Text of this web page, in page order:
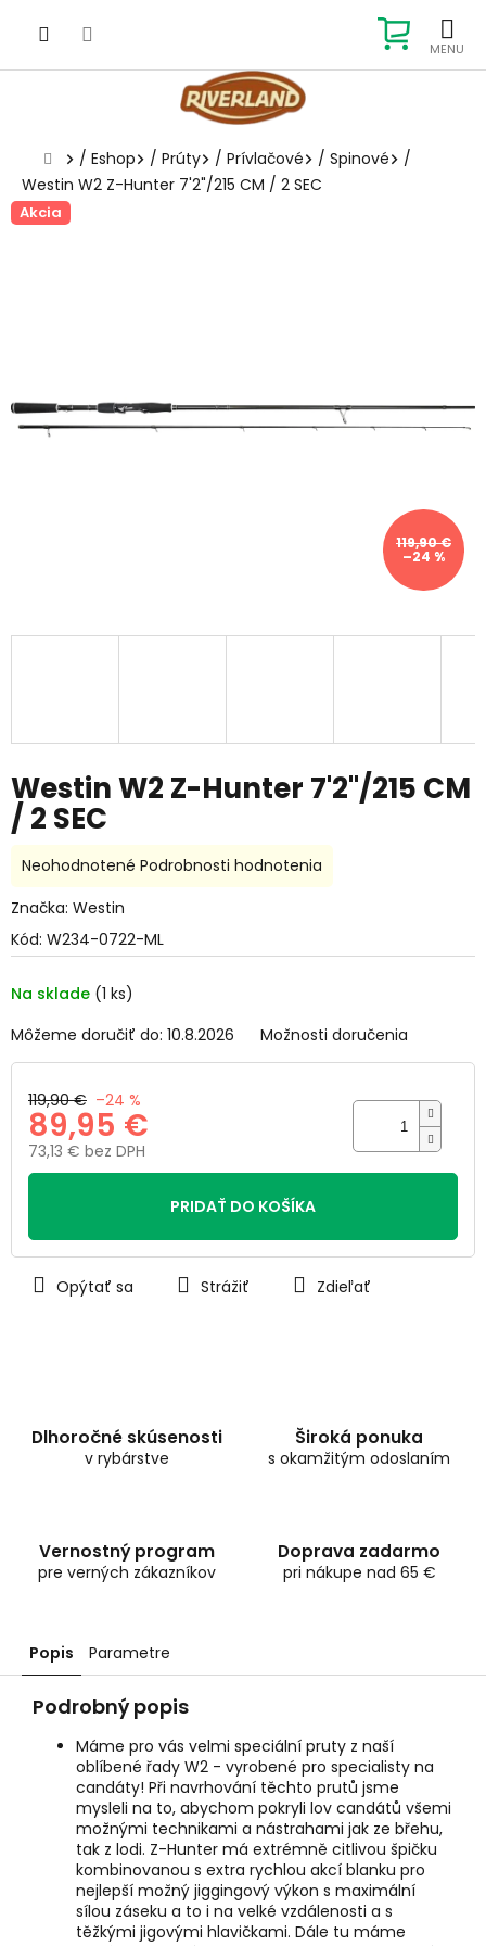
KOŠÍK
Domov
/ Eshop / Prúty / Prívlačové / Spinové
/
Westin W2 Z-Hunter 7'2"/215 CM / 2 SEC
Akcia
119,90 €
–24 %
Westin W2 Z-Hunter 7'2"/215 CM
/ 2 SEC
Kód: W234-0722-ML
Na sklade (1 ks)
Môžeme doručiť do: 10.8.2026 Možnosti doručenia
119,90 € –24 %
89,95 €
73,13 € bez DPH
Jednotková
PRIDAŤ DO KOŠÍKA
Opýtať sa Strážiť Zdieľať
Priemerné
produktu
0,0
5
hviezdičiek.
Neohodnotené Podrobnosti hodnotenia
Značka: Westin
Dlhoročné skúsenosti
v rybárstve
Široká ponuka
s okamžitým odoslaním
Vernostný program
pre verných zákazníkov
Doprava zadarmo
pri nákupe nad 65 €
Popis Parametre
Podrobný popis
Máme pro vás velmi speciální pruty z naší
oblíbené řady W2 - vyrobené pro specialisty na
candáty! Při navrhování těchto prutů jsme
mysleli na to, abychom pokryli lov candátů všemi
možnými technikami a nástrahami jak ze břehu,
tak z lodi. Z-Hunter má extrémně citlivou špičku
kombinovanou s extra rychlou akcí blanku pro
nejlepší možný jiggingový výkon s maximální
sílou záseku a to i na velké vzdálenosti a s
těžkými jigovými hlavičkami. Dále tu máme